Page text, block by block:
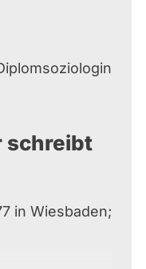
schreibt
in Wiesbaden;